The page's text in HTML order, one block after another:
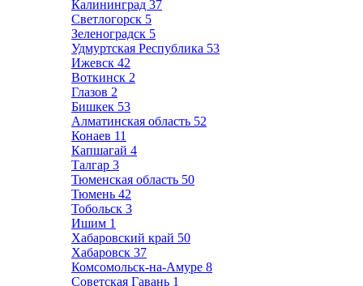
Калининград 37
Светлогорск 5
Зеленоградск 5
Удмуртская Республика 53
Ижевск 42
Воткинск 2
Глазов 2
Бишкек 53
Алматинская область 52
Конаев 11
Капшагай 4
Талгар 3
Тюменская область 50
Тюмень 42
Тобольск 3
Ишим 1
Хабаровский край 50
Хабаровск 37
Комсомольск-на-Амуре 8
Советская Гавань 1